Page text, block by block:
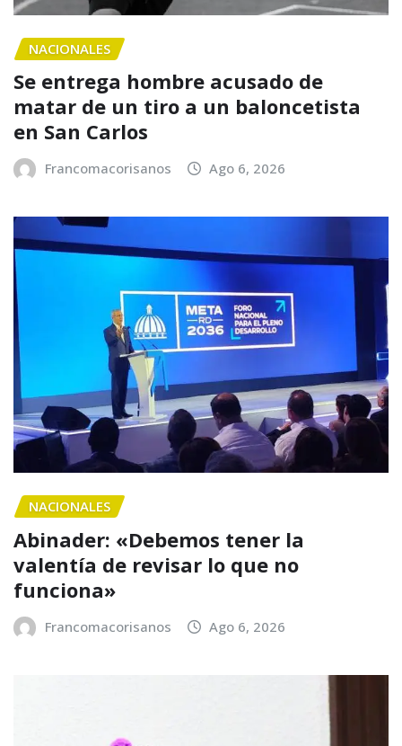
NACIONALES
Se entrega hombre acusado de
matar de un tiro a un baloncetista
en San Carlos
Francomacorisanos Ago 6, 2026
NACIONALES
Abinader: «Debemos tener la
valentía de revisar lo que no
funciona»
Francomacorisanos Ago 6, 2026